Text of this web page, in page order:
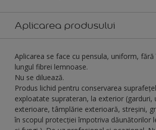
Aplicarea produsului
Aplicarea se face cu pensula, uniform,
lungul fibrei lemnoase.
Nu se diluează.
Produs lichid pentru conservarea
exploatate suprateran, la exterior (garduri,
exterioare, tâmplărie exterioară, streșini,
în scopul protecției împotriva dăunătorilor